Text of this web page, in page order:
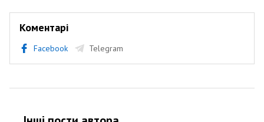
Коментарі
Facebook Telegram